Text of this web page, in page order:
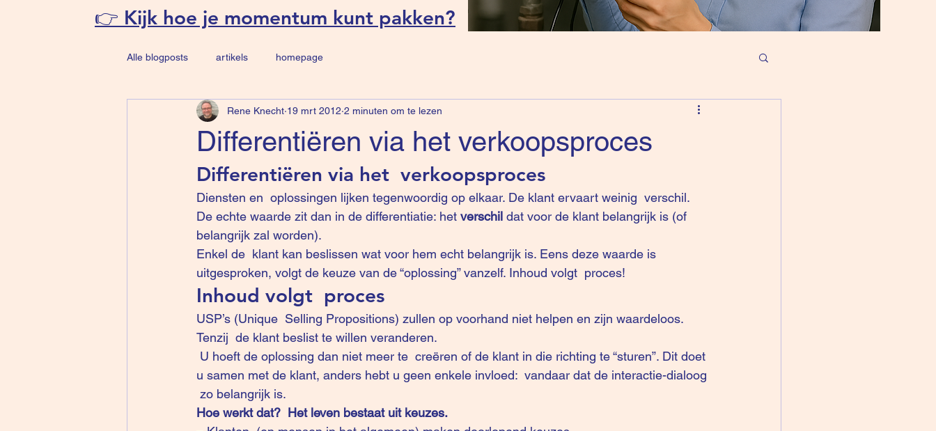
👉 Kijk hoe je momentum kunt pakken?
Alle blogposts artikels homepage
Differentiëren via het verkoopsproces
Rene Knecht 19 mrt 2012 2 minuten om te lezen
Differentiëren via het  verkoopsproces
Diensten en  oplossingen lijken tegenwoordig op elkaar. De klant ervaart weinig  verschil.
De echte waarde zit dan in de differentiatie: het verschil dat voor de klant belangrijk is (of
belangrijk zal worden).
Enkel de  klant kan beslissen wat voor hem echt belangrijk is. Eens deze waarde is
uitgesproken, volgt de keuze van de “oplossing” vanzelf. Inhoud volgt  proces!
Inhoud volgt  proces
USP’s (Unique  Selling Propositions) zullen op voorhand niet helpen en zijn waardeloos.
Tenzij  de klant beslist te willen veranderen.
u samen met de klant, anders hebt u geen enkele invloed:  vandaar dat de interactie-dialoog
zo belangrijk is.
Hoe werkt dat?  Het leven bestaat uit keuzes.